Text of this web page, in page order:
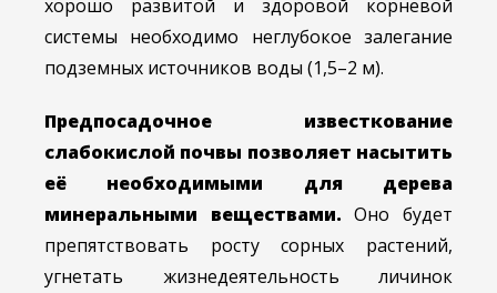
хорошо развитой и здоровой корневой
системы необходимо неглубокое залегание
подземных источников воды (1,5–2 м).
Предпосадочное известкование
слабокислой почвы позволяет насытить
её необходимыми для дерева
минеральными веществами. Оно будет
препятствовать росту сорных растений,
угнетать жизнедеятельность личинок